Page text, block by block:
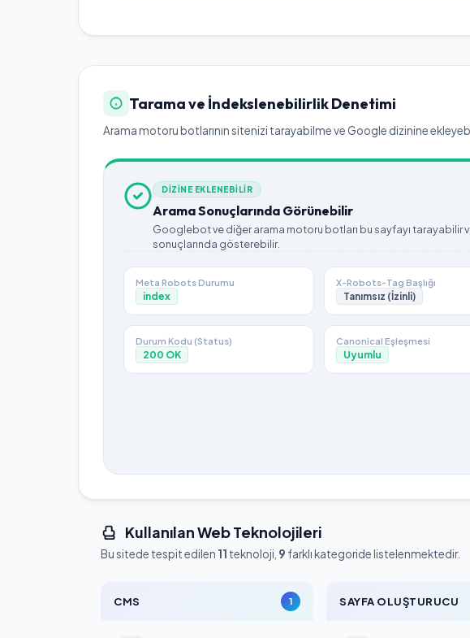
Tarama ve İndekslenebilirlik Denetimi
Arama motoru botlarının sitenizi tarayabilme ve Google dizinine
DİZİNE EKLENEBİLİR
Arama Sonuçlarında Görünebilir
Googlebot ve diğer arama motoru botları bu sayfayı tarayabilir
sonuçlarında gösterebilir.
Meta Robots Durumu
index
X-Robots-Tag Başlığı
Tanımsız (İzinli)
Durum Kodu (Status)
200 OK
Canonical Eşleşmesi
Uyumlu
Kullanılan Web Teknolojileri
Bu sitede tespit edilen 11 teknoloji, 9 farklı kategoride listelenmektedir.
CMS 1 SAYFA OLUŞTURUCU